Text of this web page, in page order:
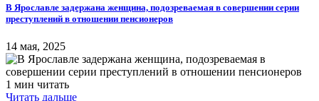
В Ярославле задержана женщина, подозреваемая в совершении серии
преступлений в отношении пенсионеров
14 мая, 2025
1 мин читать
Читать дальше